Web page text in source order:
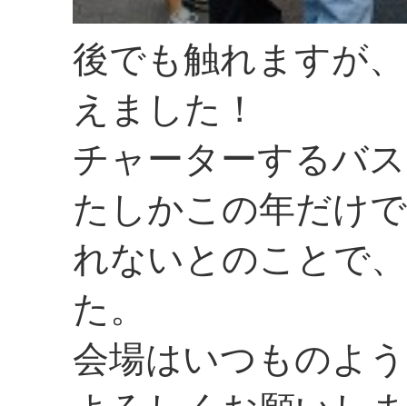
後でも触れますが
えました！
チャーターするバ
たしかこの年だけ
れないとのことで
た。
会場はいつものよ